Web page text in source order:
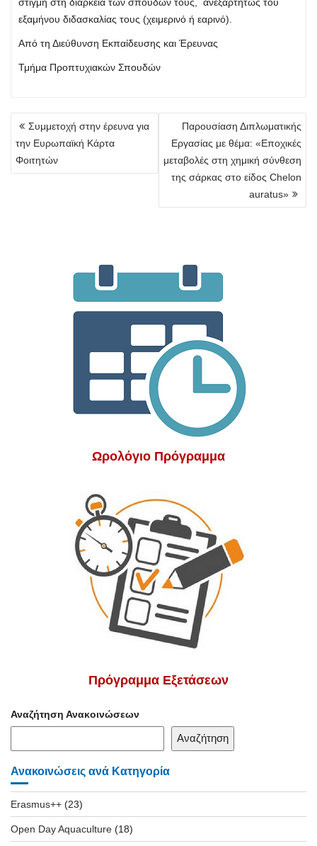
εξαμήνου διδασκαλίας τους (χειμερινό ή εαρινό).
Από τη Διεύθυνση Εκπαίδευσης και Έρευνας
Τμήμα Προπτυχιακών Σπουδών
Πλοήγηση
άρθρων
Συμμετοχή στην έρευνα για
την Ευρωπαϊκή Κάρτα
Φοιτητών
Παρουσίαση Διπλωματικής
Εργασίας με θέμα: «Εποχικές
μεταβολές στη χημική σύνθεση
της σάρκας στο είδος Chelon
auratus»
Ωρολόγιο Πρόγραμμα
Πρόγραμμα Εξετάσεων
Αναζήτηση Ανακοινώσεων
Αναζήτηση
Ανακοινώσεις ανά Κατηγορία
Erasmus++ (23)
Open Day Aquaculture (18)